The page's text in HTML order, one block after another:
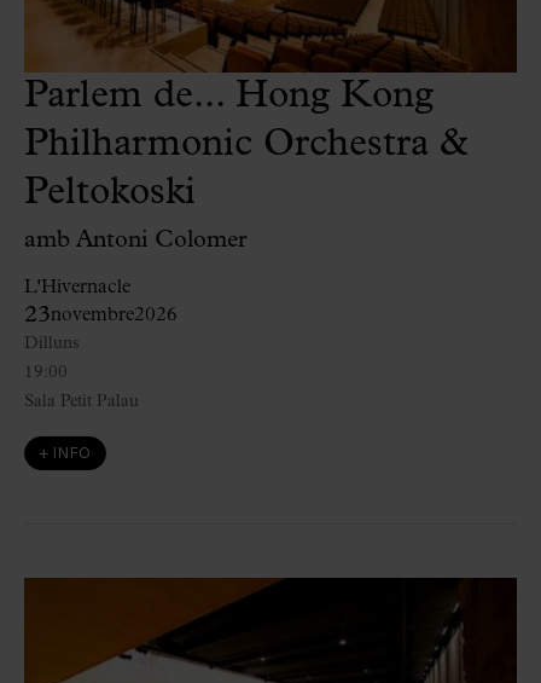
Parlem de... Hong Kong
Philharmonic Orchestra &
Peltokoski
amb Antoni Colomer
L'Hivernacle
23novembre2026
19:00
Dilluns
Sala Petit Palau
+ INFO